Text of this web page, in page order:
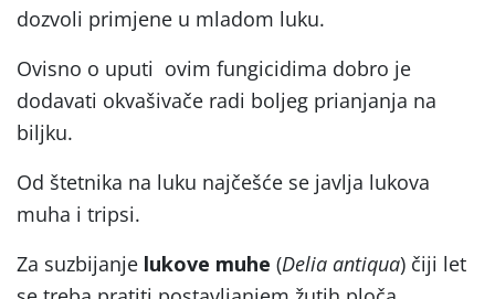
dozvoli primjene u mladom luku.
Ovisno o uputi ovim fungicidima dobro je
dodavati okvašivače radi boljeg prianjanja na
biljku.
Od štetnika na luku najčešće se javlja lukova
muha i tripsi.
Za suzbijanje lukove muhe (Delia antiqua) čiji let